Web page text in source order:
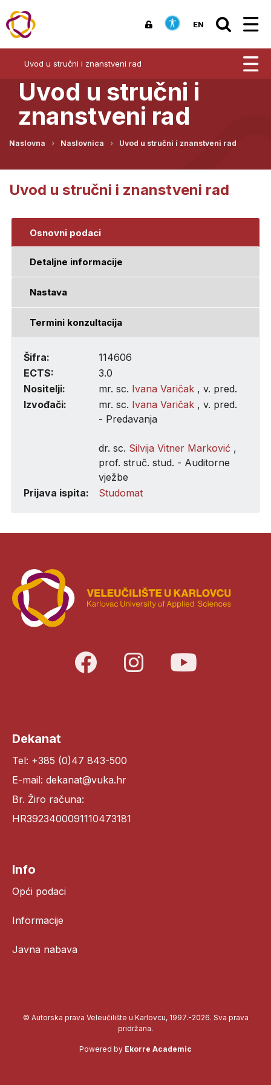
EN
Uvod u stručni i znanstveni rad
Uvod u stručni i
znanstveni rad
Naslovna Naslovnica Uvod u stručni i znanstveni rad
Uvod u stručni i znanstveni rad
Osnovni podaci
Detaljne informacije
Nastava
Termini konzultacija
Šifra:
114606
ECTS:
3.0
Nositelji:
mr. sc. Ivana Varičak , v. pred.
Izvođači:
mr. sc. Ivana Varičak , v. pred.
- Predavanja
dr. sc. Silvija Vitner Marković ,
prof. struč. stud. - Auditorne
vježbe
Prijava ispita:
Studomat
Dekanat
Tel: +385 (0)47 843-500
E-mail: dekanat@vuka.hr
Br. Žiro računa:
HR3923400091110473181
Info
Opći podaci
Informacije
Javna nabava
© Autorska prava Veleučilište u Karlovcu, 1997.-2026. Sva prava
pridržana.
Powered by Ekorre Academic